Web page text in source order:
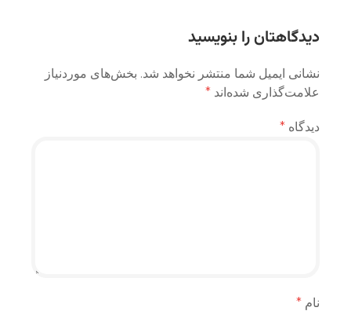
دیدگاهتان را بنویسید
نشانی ایمیل شما منتشر نخواهد شد. بخش‌های موردنیاز
علامت‌گذاری شده‌اند *
دیدگاه *
نام *